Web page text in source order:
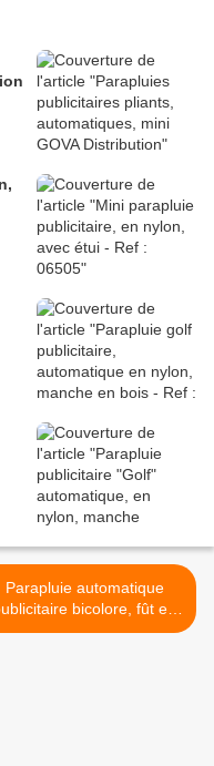
Parapluie automatique
bicolore, fût en
métal et poignée en